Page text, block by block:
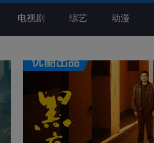
电视剧 综艺 动漫